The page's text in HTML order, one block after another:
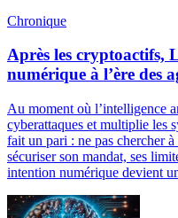
Chronique
Après les cryptoactifs,
numérique à l’ère des
Au moment où l’intelligence
cyberattaques et multiplie les
fait un pari : ne pas chercher
sécuriser son mandat, ses
intention numérique devient